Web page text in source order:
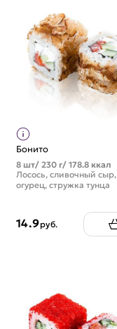
Бонито
8 шт/ 230 г/ 178.8 ккал
Лосось, сливочный сыр,
огурец, стружка тунца
14.9руб.